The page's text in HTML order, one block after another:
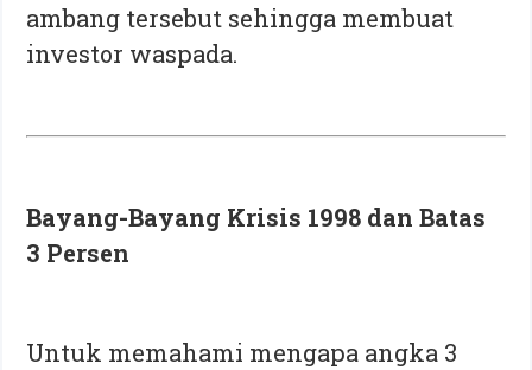
ambang tersebut sehingga membuat
investor waspada.
Bayang-Bayang Krisis 1998 dan Batas
3 Persen
Untuk memahami mengapa angka 3